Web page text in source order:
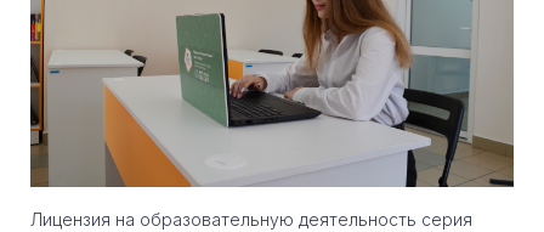
Лицензия на образовательную деятельность серия